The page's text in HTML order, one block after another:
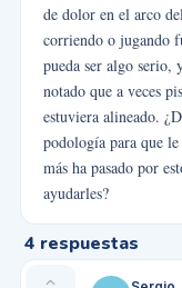
de dolor en el arco
corriendo o jugando
pueda ser algo serio,
notado que a veces
estuviera alineado.
podología para que
más ha pasado por
ayudarles?
4 respuestas